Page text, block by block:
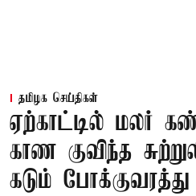
தமிழக செய்திகள்
ஏற்காட்டில் மலர்
காண குவிந்த
கடும் போக்குவரத்து